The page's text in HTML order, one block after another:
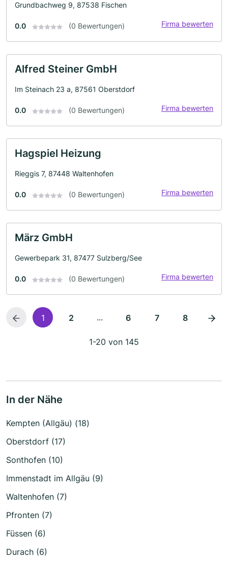
Grundbachweg 9, 87538 Fischen
0.0 (0 Bewertungen) Firma bewerten
Alfred Steiner GmbH
Im Steinach 23 a, 87561 Oberstdorf
0.0 (0 Bewertungen) Firma bewerten
Hagspiel Heizung
Rieggis 7, 87448 Waltenhofen
0.0 (0 Bewertungen) Firma bewerten
März GmbH
Gewerbepark 31, 87477 Sulzberg/See
0.0 (0 Bewertungen) Firma bewerten
1 2 ... 6 7 8
1-20 von 145
In der Nähe
Kempten (Allgäu) (18)
Oberstdorf (17)
Sonthofen (10)
Immenstadt im Allgäu (9)
Waltenhofen (7)
Pfronten (7)
Füssen (6)
Durach (6)